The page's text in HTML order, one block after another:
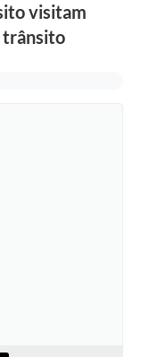
visitam
trânsito